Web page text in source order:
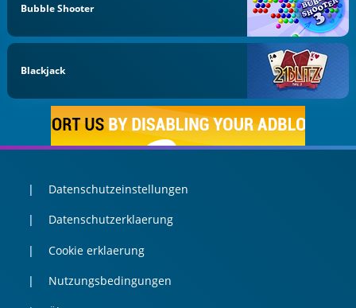
Bubble Shooter
Blackjack
Datenschutzeinstellungen
Datenschutzerklaerung
Cookie erklaerung
Nutzungsbedingungen